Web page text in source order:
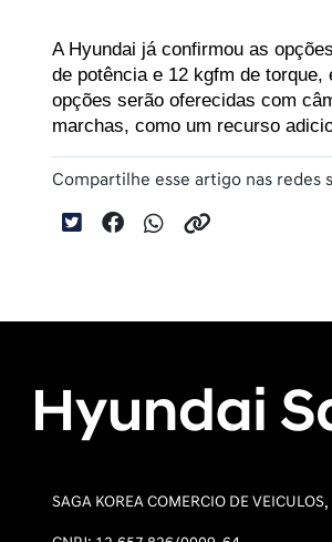
A Hyundai já confirmou as
de potência e 12 kgfm de
opções serão oferecidas com
marchas, como um recurso
Compartilhe esse artigo nas redes
SAGA KOREA COMERCIO DE